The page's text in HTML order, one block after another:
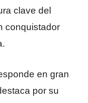
clave del
conquistador
en gran
por su